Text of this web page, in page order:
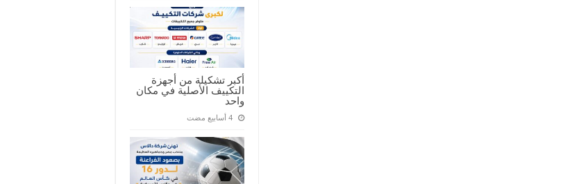
أكبر تشكيلة من أجهزة
التكييف الأصلية في مكان
واحد